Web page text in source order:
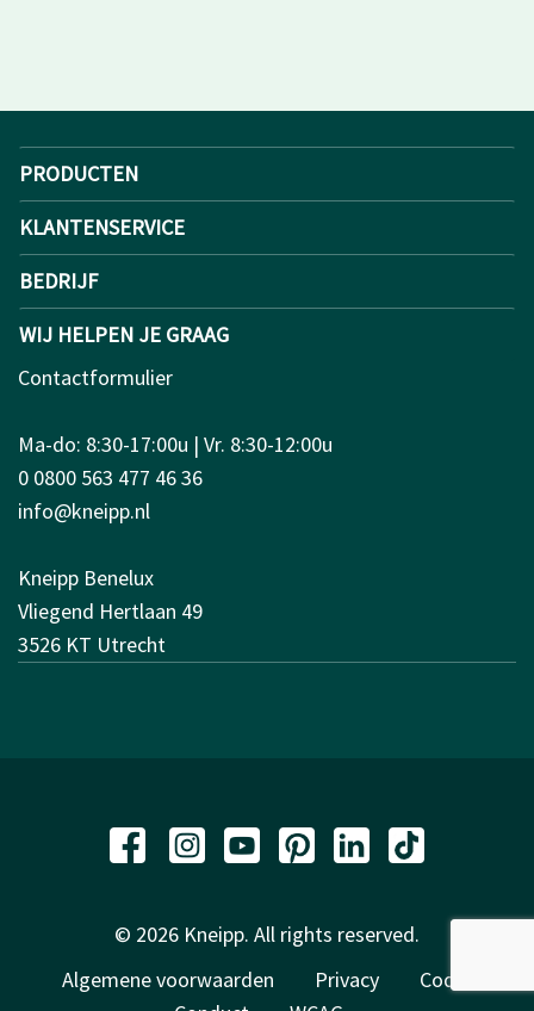
PRODUCTEN
KLANTENSERVICE
BEDRIJF
WIJ HELPEN JE GRAAG
Contactformulier
Ma-do: 8:30-17:00u | Vr. 8:30-12:00u
0 0800 563 477 46 36
info@kneipp.nl
Kneipp Benelux
Vliegend Hertlaan 49
3526 KT Utrecht
© 2026 Kneipp. All rights reserved.
Algemene voorwaarden
Privacy
Code of